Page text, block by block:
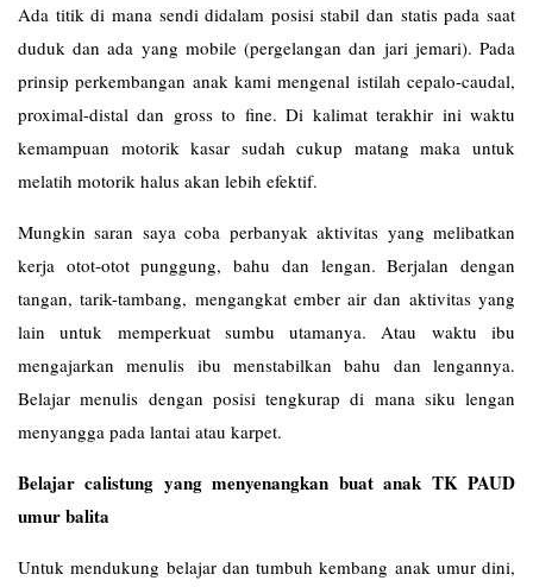
Ada titik di mana sendi didalam posisi stabil dan statis pada saat
duduk dan ada yang mobile (pergelangan dan jari jemari). Pada
prinsip perkembangan anak kami mengenal istilah cepalo-caudal,
proximal-distal dan gross to fine. Di kalimat terakhir ini waktu
kemampuan motorik kasar sudah cukup matang maka untuk
melatih motorik halus akan lebih efektif.
Mungkin saran saya coba perbanyak aktivitas yang melibatkan
kerja otot-otot punggung, bahu dan lengan. Berjalan dengan
tangan, tarik-tambang, mengangkat ember air dan aktivitas yang
lain untuk memperkuat sumbu utamanya. Atau waktu ibu
mengajarkan menulis ibu menstabilkan bahu dan lengannya.
Belajar menulis dengan posisi tengkurap di mana siku lengan
menyangga pada lantai atau karpet.
Belajar calistung yang menyenangkan buat anak TK PAUD
umur balita
Untuk mendukung belajar dan tumbuh kembang anak umur dini,